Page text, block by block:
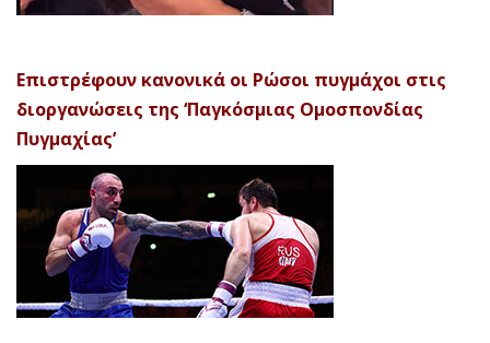
Επιστρέφουν κανονικά οι Ρώσοι πυγμάχοι στις
διοργανώσεις της ‘Παγκόσμιας Ομοσπονδίας
Πυγμαχίας’